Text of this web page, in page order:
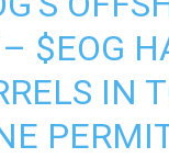
$EOG
IN